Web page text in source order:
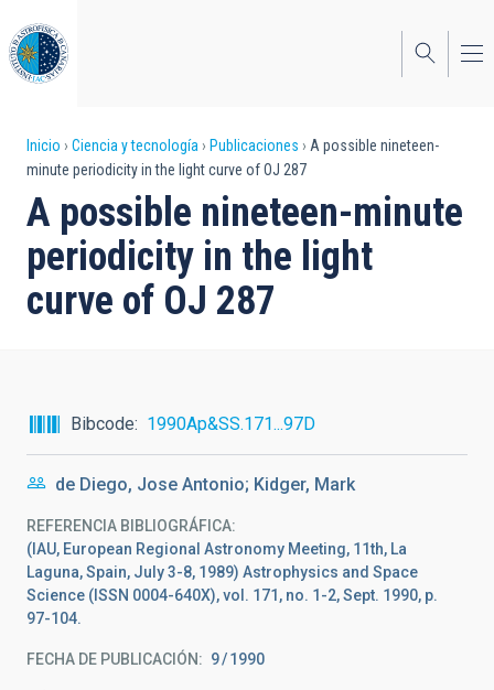
al
contenido
principal
Sobrescribir
enlaces
de
ayuda
a
Inicio Ciencia y tecnología Publicaciones
A possible nineteen-
minute periodicity in the light curve of OJ 287
A possible nineteen-minute
periodicity in the light
curve of OJ 287
Bibcode 1990Ap&SS.171...97D
de Diego, Jose Antonio; Kidger, Mark
REFERENCIA BIBLIOGRÁFICA
(IAU, European Regional Astronomy Meeting, 11th, La
Laguna, Spain, July 3-8, 1989) Astrophysics and Space
Science (ISSN 0004-640X), vol. 171, no. 1-2, Sept. 1990, p.
97-104.
FECHA DE PUBLICACIÓN: 9 1990